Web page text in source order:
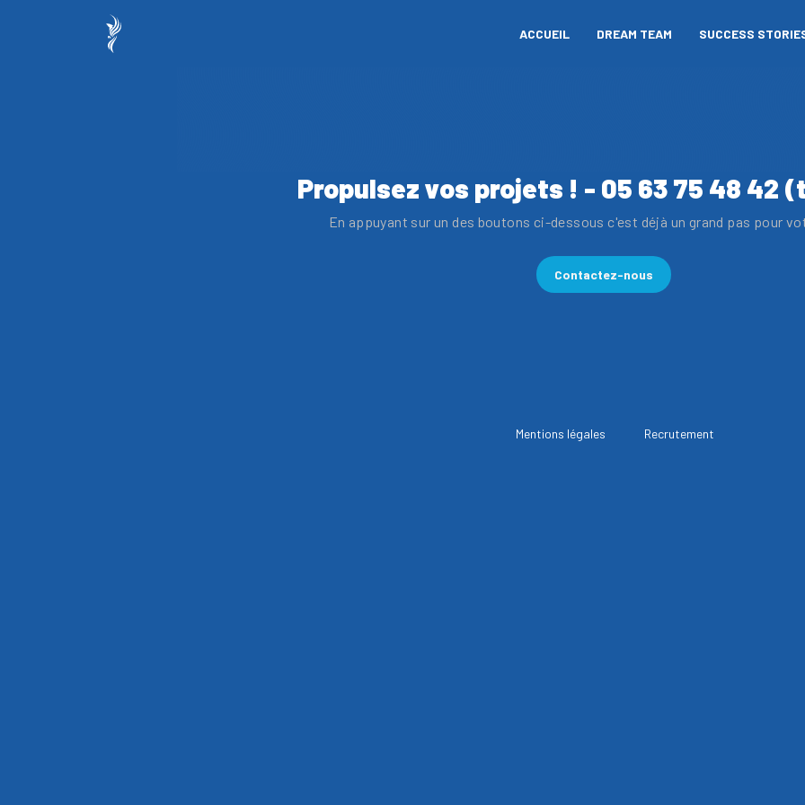
ACCUEIL DREAM TEAM SUCCESS
Propulsez vos projets ! - 05 63 75 48 42
En appuyant sur un des boutons ci-dessous c'est déjà un grand pas pour
Contactez-nous
Mentions légales Recrutement